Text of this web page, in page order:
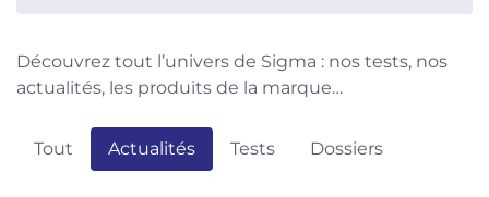
Découvrez tout l’univers de Sigma : nos tests, nos
actualités, les produits de la marque…
Tout Actualités Tests Dossiers